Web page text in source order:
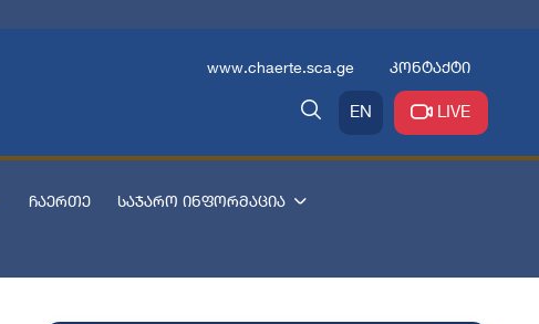
www.chaerte.sca.ge კონტაქტი
EN LIVE
ჩაერთე საჯარო ინფორმაცია